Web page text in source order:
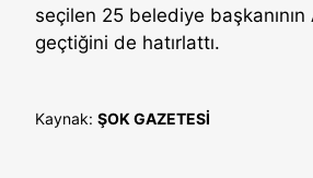
seçilen 25 belediye
geçtiğini de hatırlattı.
Kaynak: ŞOK GAZETESİ